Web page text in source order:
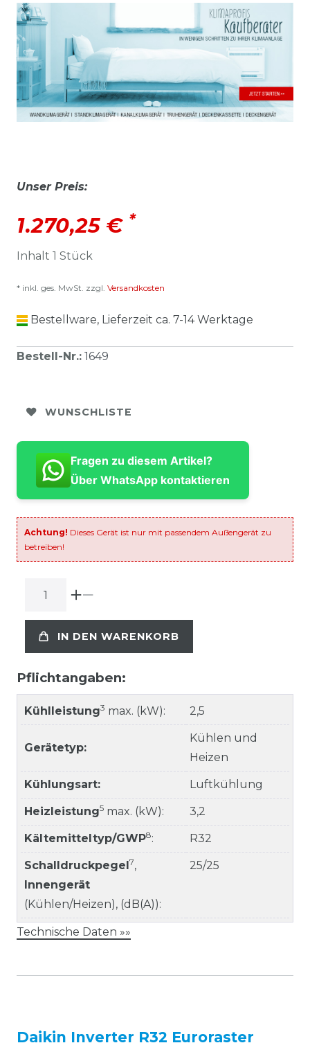
Unser Preis:
1.270,25 € *
Inhalt 1 Stück
* inkl. ges. MwSt. zzgl. Versandkosten
Bestellware, Lieferzeit ca. 7-14 Werktage
Bestell-Nr.: 1649
WUNSCHLISTE
Fragen zu diesem Artikel?
Über WhatsApp kontaktieren
Achtung! Dieses Gerät ist nur mit passendem Außengerät zu
betreiben!
IN DEN WARENKORB
Pflichtangaben:
Kühlleistung3 max. (kW): 2,5
Gerätetyp:
Kühlen und
Heizen
Kühlungsart: Luftkühlung
Heizleistung5 max. (kW): 3,2
Kältemitteltyp/GWP8: R32
Schalldruckpegel 7,
Innengerät
(Kühlen/Heizen), (dB(A)):
25/25
Technische Daten »»
Daikin Inverter R32 Euroraster